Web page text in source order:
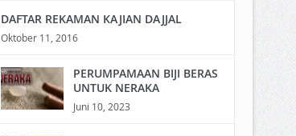
DAFTAR REKAMAN KAJIAN DAJJAL
Oktober 11, 2016
PERUMPAMAAN BIJI BERAS
UNTUK NERAKA
Juni 10, 2023